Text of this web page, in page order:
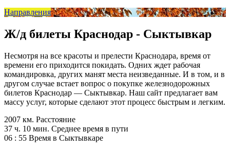
Направления
Ж/д билеты Краснодар - Сыктывкар
Несмотря на все красоты и прелести Краснодара, время от
времени его приходится покидать. Одних ждет рабочая
командировка, других манят места неизведанные. И в том, и в
другом случае встает вопрос о покупке железнодорожных
билетов Краснодар — Сыктывкар. Наш сайт предлагает вам
массу услуг, которые сделают этот процесс быстрым и легким.
2007 км. Расстояние
37 ч. 10 мин. Среднее время в пути
06 : 55 Время в Сыктывкаре